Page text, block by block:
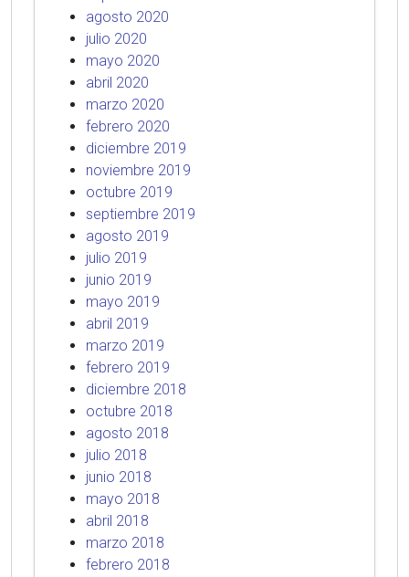
agosto 2020
julio 2020
mayo 2020
abril 2020
marzo 2020
febrero 2020
diciembre 2019
noviembre 2019
octubre 2019
septiembre 2019
agosto 2019
julio 2019
junio 2019
mayo 2019
abril 2019
marzo 2019
febrero 2019
diciembre 2018
octubre 2018
agosto 2018
julio 2018
junio 2018
mayo 2018
abril 2018
marzo 2018
febrero 2018